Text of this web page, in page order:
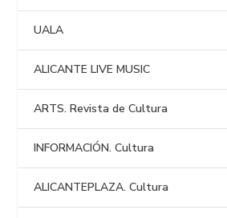
UALA
ALICANTE LIVE MUSIC
ARTS. Revista de Cultura
INFORMACIÓN. Cultura
ALICANTEPLAZA. Cultura